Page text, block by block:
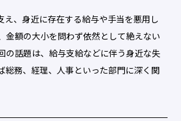
、身近に存在する給与や手当を悪用し
金額の大小を問わず依然として絶えない
の話題は、給与支給などに伴う身近な失
総務、経理、人事といった部門に深く関